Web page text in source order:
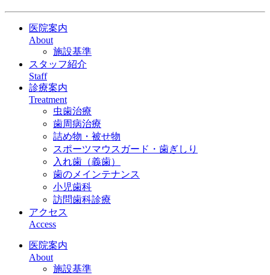
医院案内
About
施設基準
スタッフ紹介
Staff
診療案内
Treatment
虫歯治療
歯周病治療
詰め物・被せ物
スポーツマウスガード・歯ぎしり
入れ歯（義歯）
歯のメインテナンス
小児歯科
訪問歯科診療
アクセス
Access
医院案内
About
施設基準